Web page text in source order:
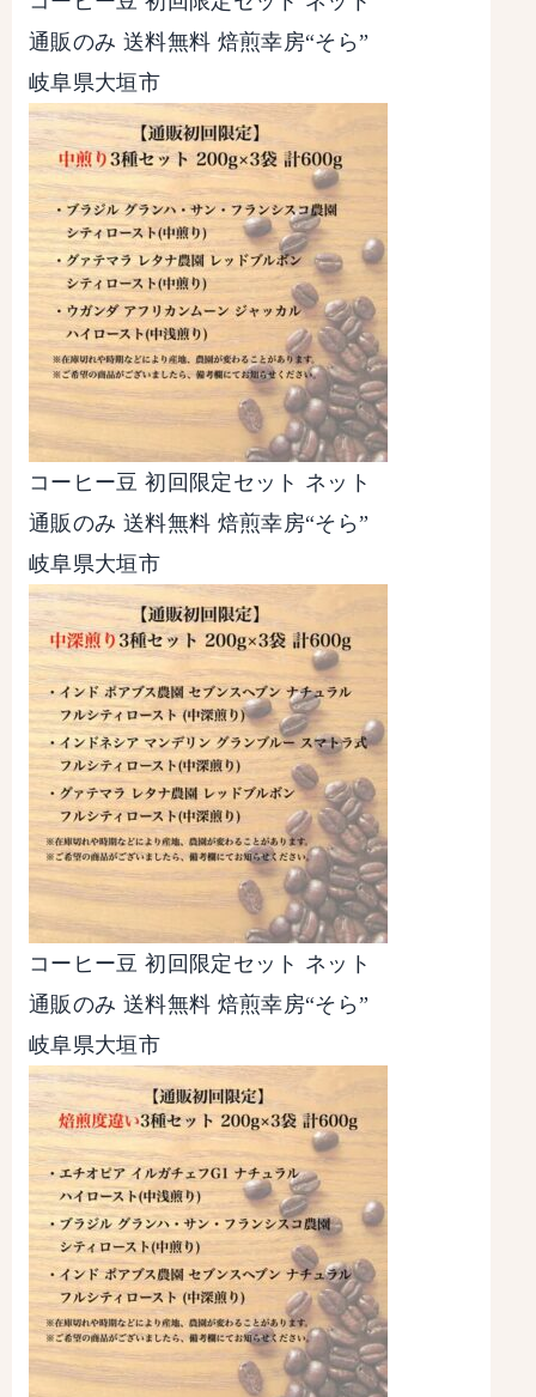
通販のみ 送料無料 焙煎幸房“そら”
岐阜県大垣市
コーヒー豆 初回限定セット ネット
通販のみ 送料無料 焙煎幸房“そら”
岐阜県大垣市
コーヒー豆 初回限定セット ネット
通販のみ 送料無料 焙煎幸房“そら”
岐阜県大垣市